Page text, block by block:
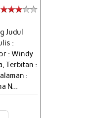
Judul
:
: Windy
Terbitan :
:
N...